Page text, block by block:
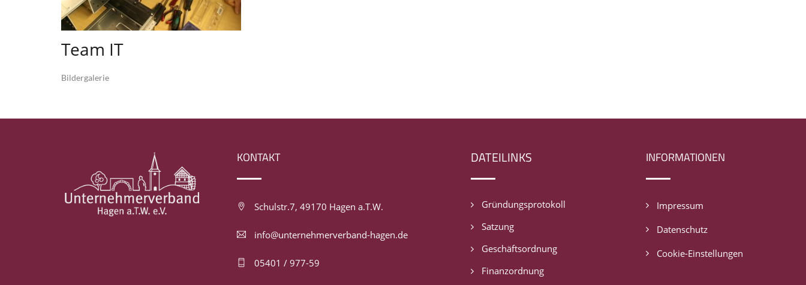
Team IT
Bildergalerie
KONTAKT
Schulstr.7, 49170 Hagen a.T.W.
info@unternehmerverband-hagen.de
05401 / 977-59
DATEILINKS
Gründungsprotokoll
Satzung
Geschäftsordnung
Finanzordnung
INFORMATIONEN
Impressum
Datenschutz
Cookie-Einstellungen